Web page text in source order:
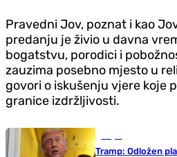
Pravedni Jov, poznat i kao
predanju je živio u davna
bogatstvu, porodici i
zauzima posebno mjesto u
govori o iskušenju vjere koje
granice izdržljivosti.
Tramp: Odložen